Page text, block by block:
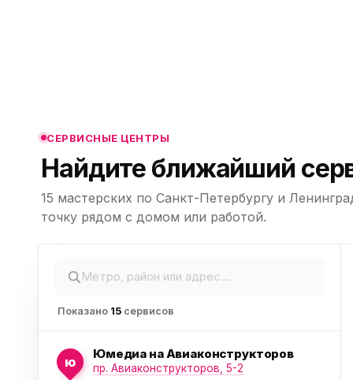
СЕРВИСНЫЕ ЦЕНТРЫ
Найдите ближайший
15 мастерских по Санкт-Петербургу и
точку рядом с домом или работой.
Показано 15 сервисов
ю
Юмедиа на Авиаконструкторов
пр. Авиаконструкторов, 5-2
ю